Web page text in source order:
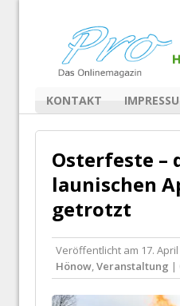
KONTAKT
Osterfeste –
launischen
getrotzt
Veröffentlicht am 17.
Hönow,Veranstaltung |